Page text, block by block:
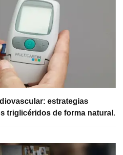
estrategias
triglicéridos de forma natural.